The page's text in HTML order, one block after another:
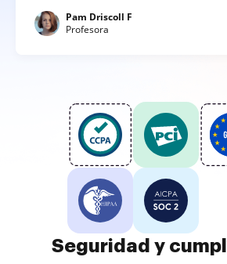
Pam Driscoll F
Profesora
Seguridad y